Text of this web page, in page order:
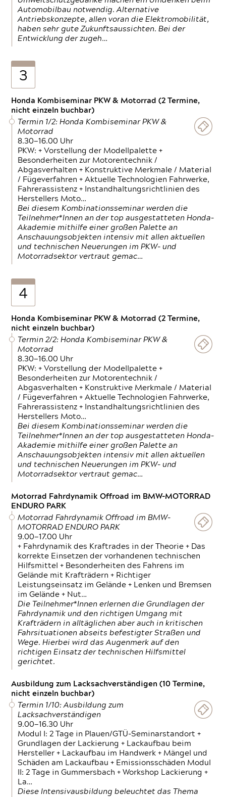
Automobilbau notwendig. Alternative
Antriebskonzepte, allen voran die Elektromobilität,
haben sehr gute Zukunftsaussichten. Bei der
Entwicklung der zugeh…
3
Honda Kombiseminar PKW & Motorrad (2 Termine,
nicht einzeln buchbar)
Termin 1/2: Honda Kombiseminar PKW &
Motorrad
8.30—16.00 Uhr
PKW: + Vorstellung der Modellpalette +
Besonderheiten zur Motorentechnik /
Abgasverhalten + Konstruktive Merkmale / Material
/ Fügeverfahren + Aktuelle Technologien Fahrwerke,
Fahrerassistenz + Instandhaltungsrichtlinien des
Herstellers Moto…
Bei diesem Kombinationsseminar werden die
Teilnehmer*Innen an der top ausgestatteten Honda-
Akademie mithilfe einer großen Palette an
Anschauungsobjekten intensiv mit allen aktuellen
und technischen Neuerungen im PKW- und
Motorradsektor vertraut gemac…
4
Honda Kombiseminar PKW & Motorrad (2 Termine,
nicht einzeln buchbar)
Termin 2/2: Honda Kombiseminar PKW &
Motorrad
8.30—16.00 Uhr
PKW: + Vorstellung der Modellpalette +
Besonderheiten zur Motorentechnik /
Abgasverhalten + Konstruktive Merkmale / Material
/ Fügeverfahren + Aktuelle Technologien Fahrwerke,
Fahrerassistenz + Instandhaltungsrichtlinien des
Herstellers Moto…
Bei diesem Kombinationsseminar werden die
Teilnehmer*Innen an der top ausgestatteten Honda-
Akademie mithilfe einer großen Palette an
Anschauungsobjekten intensiv mit allen aktuellen
und technischen Neuerungen im PKW- und
Motorradsektor vertraut gemac…
Motorrad Fahrdynamik Offroad im BMW-MOTORRAD
ENDURO PARK
Motorrad Fahrdynamik Offroad im BMW-
MOTORRAD ENDURO PARK
9.00—17.00 Uhr
+ Fahrdynamik des Kraftrades in der Theorie + Das
korrekte Einsetzen der vorhandenen technischen
Hilfsmittel + Besonderheiten des Fahrens im
Gelände mit Krafträdern + Richtiger
Leistungseinsatz im Gelände + Lenken und Bremsen
im Gelände + Nut…
Die Teilnehmer*Innen erlernen die Grundlagen der
Fahrdynamik und den richtigen Umgang mit
Krafträdern in alltäglichen aber auch in kritischen
Fahrsituationen abseits befestigter Straßen und
Wege. Hierbei wird das Augenmerk auf den
richtigen Einsatz der technischen Hilfsmittel
gerichtet.
Ausbildung zum Lacksachverständigen (10 Termine,
nicht einzeln buchbar)
Termin 1/10: Ausbildung zum
Lacksachverständigen
9.00—16.30 Uhr
Modul I: 2 Tage in Plauen/GTÜ-Seminarstandort +
Grundlagen der Lackierung + Lackaufbau beim
Hersteller + Lackaufbau im Handwerk + Mängel und
Schäden am Lackaufbau + Emissionsschäden Modul
II: 2 Tage in Gummersbach + Workshop Lackierung +
La…
Diese Intensivausbildung beleuchtet das Thema